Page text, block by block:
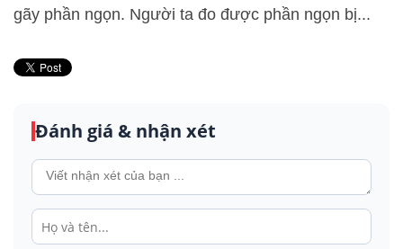
gãy phần ngọn. Người ta đo được phần ngọn bị...
Đánh giá & nhận xét